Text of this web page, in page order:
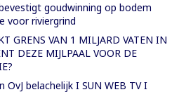
goudwinning op bodem
voor riviergrind
GRENS VAN 1 MILJARD VATEN IN
DEZE MIJLPAAL VOOR DE
belachelijk I SUN WEB TV I